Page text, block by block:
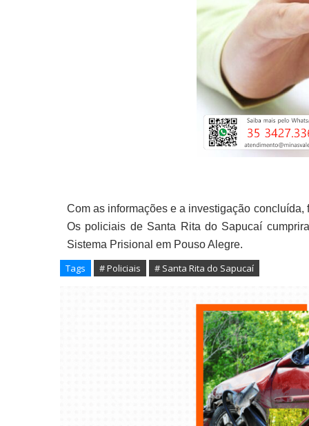
Com as informações e a investigação
Os policiais de Santa Rita do Sapucaí
Sistema Prisional em Pouso Alegre.
Tags # Policiais # Santa Rita do Sapucaí